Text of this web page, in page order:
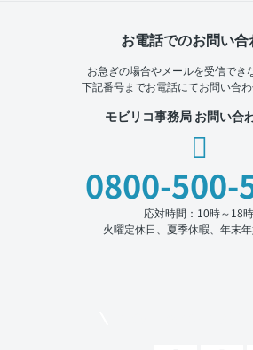
お電話でのお問い合
お急ぎの場合やメールを受信でき
下記番号までお電話にてお問い合わ
モビリコ事務局 お問い合
0800-500-
応対時間：10時～18時
火曜定休日、夏季休暇、年末年